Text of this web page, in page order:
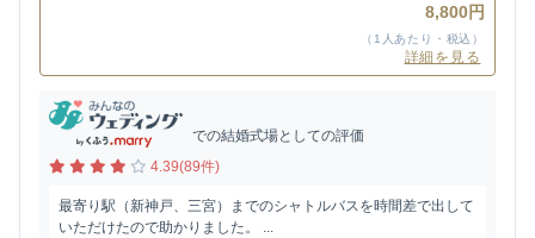
8,800円
（1人あたり・税込）
詳細を見る
での結婚式場としての評価
4.39(89件)
最寄り駅（新神戸、三宮）までのシャトルバスを時間差で出して
いただけたので助かりました。 ...